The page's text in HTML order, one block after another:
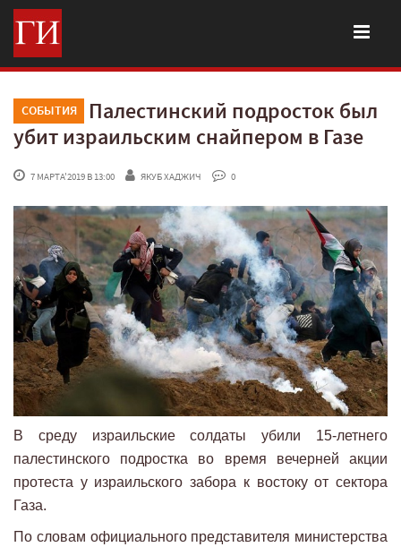
СОБЫТИЯ
Палестинский подросток был
убит израильским снайпером в Газе
7 МАРТА'2019 В 13:00 ЯКУБ ХАДЖИЧ 0
В среду израильские солдаты убили 15-летнего
палестинского подростка во время вечерней акции
протеста у израильского забора к востоку от сектора
Газа.
По словам официального представителя министерства